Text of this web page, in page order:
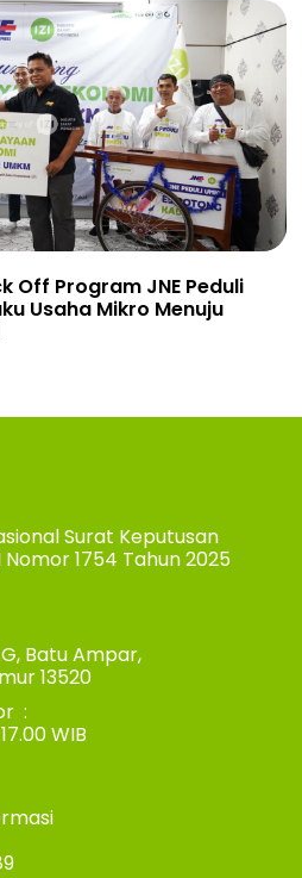
Off Program JNE Peduli
Usaha Mikro Menuju
Surat Keputusan
1754 Tahun 2025
Batu Ampar,
13520
:
WIB